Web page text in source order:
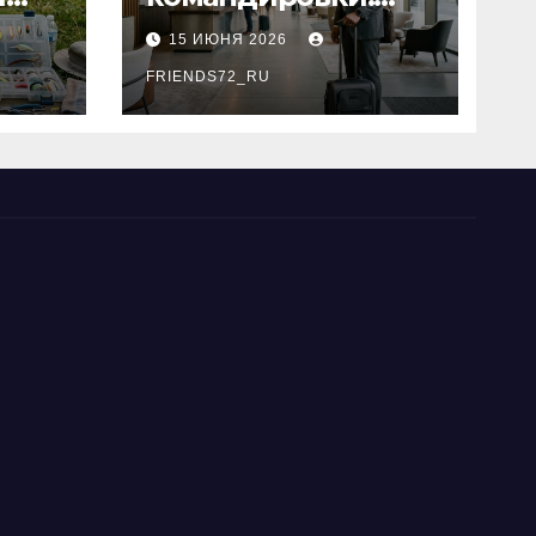
основные
критерии выбора
15 ИЮНЯ 2026
FRIENDS72_RU